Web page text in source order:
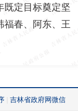
既定目标奠定坚
福春、阿东、王